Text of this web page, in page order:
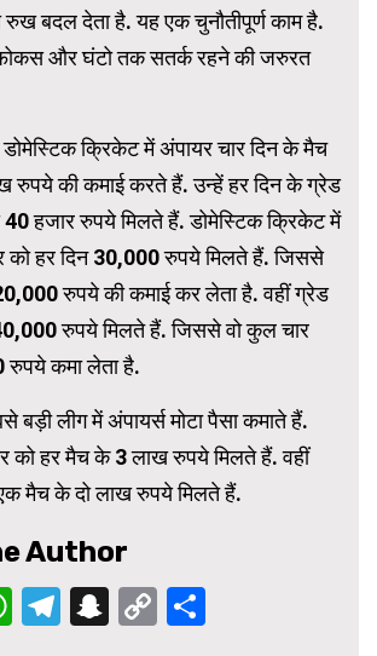
बदल देता है. यह एक चुनौतीपूर्ण काम है.
और घंटो तक सतर्क रहने की जरुरत
डोमेस्टिक क्रिकेट में अंपायर चार दिन के मैच
रुपये की कमाई करते हैं. उन्हें हर दिन के ग्रेड
हजार रुपये मिलते हैं. डोमेस्टिक क्रिकेट में
को हर दिन 30,000 रुपये मिलते हैं. जिससे
रुपये की कमाई कर लेता है. वहीं ग्रेड
रुपये मिलते हैं. जिससे वो कुल चार
रुपये कमा लेता है.
बड़ी लीग में अंपायर्स मोटा पैसा कमाते हैं.
को हर मैच के 3 लाख रुपये मिलते हैं. वहीं
मैच के दो लाख रुपये मिलते हैं.
Author
WhatsApp
Telegram
Snapchat
Copy